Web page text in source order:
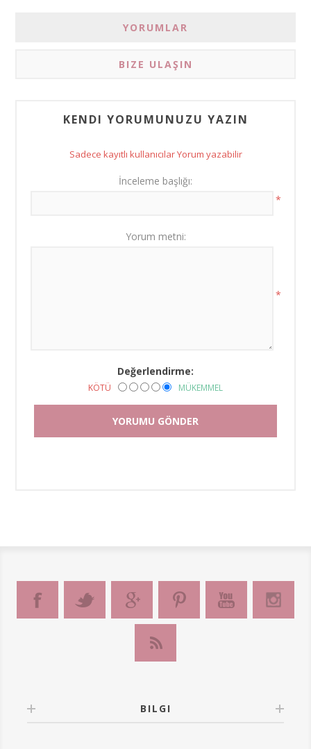
YORUMLAR
BIZE ULAŞIN
KENDI YORUMUNUZU YAZIN
Sadece kayıtlı kullanıcılar Yorum yazabilir
İnceleme başlığı:
*
Yorum metni:
*
Değerlendirme:
KÖTÜ MÜKEMMEL
BILGI